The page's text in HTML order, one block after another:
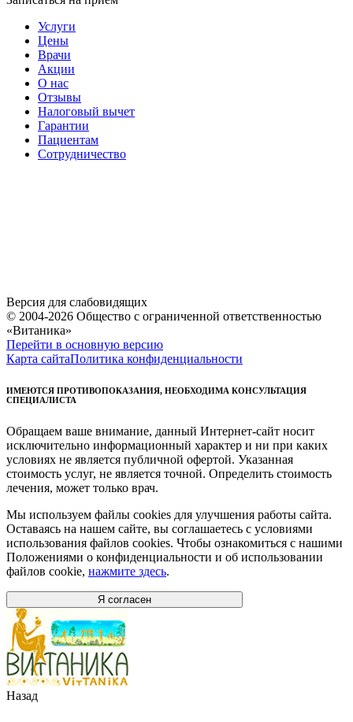
Услуги
Цены
Врачи
Акции
О нас
Отзывы
Налоговый вычет
Гарантии
Пациентам
Сотрудничество
Версия для слабовидящих
© 2004-2026 Общество с ограниченной ответственностью
«Витаника»
Перейти в основную версию
Карта сайтаПолитика конфиденциальности
ИМЕЮТСЯ ПРОТИВОПОКАЗАНИЯ, НЕОБХОДИМА КОНСУЛЬТАЦИЯ
СПЕЦИАЛИСТА
Обращаем ваше внимание, данный Интернет-сайт носит
исключительно информационный характер и ни при каких
условиях не является публичной офертой. Указанная
стоимость услуг, не является точной. Определить стоимость
лечения, может только врач.
Мы используем файлы cookies для улучшения работы сайта.
Оставаясь на нашем сайте, вы соглашаетесь с условиями
использования файлов cookies. Чтобы ознакомиться с нашими
Положениями о конфиденциальности и об использовании
файлов cookie, нажмите здесь.
Я согласен
Назад